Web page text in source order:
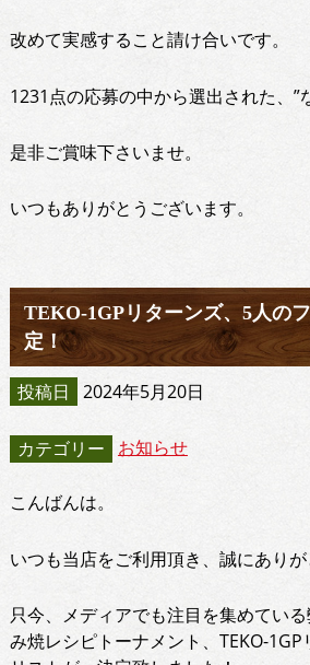
改めて実感すること請け合いです。
1231点の応募の中から選出された、”
是非ご賞味下さいませ。
いつもありがとうございます。
TEKO-1GPリターンズ、5人の
定！
投稿日 2024年5月20日
カテゴリー お知らせ
こんばんは。
いつも当店をご利用頂き、誠にありが
只今、メディアでも注目を集めてい
み焼レシピトーナメント、TEKO-